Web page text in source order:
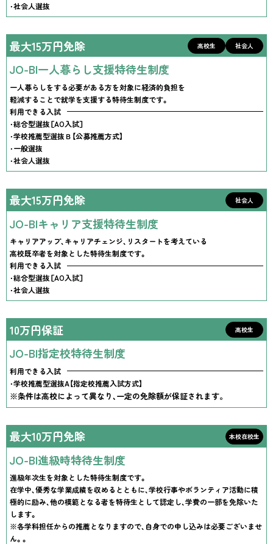
・社会人選抜
最大15万円免除 高校生 社会人
JO-BI一人暮らし支援特待生制度
一人暮らしをする必要がある方を対象に経済的負担を
軽減することで就学を支援する特待生制度です。
利用できる入試
・総合型選抜［AO入試］
・学校推薦型選抜Ｂ【公募推薦方式】
・一般選抜
・社会人選抜
最大15万円免除 社会人
JO-BIキャリア支援特待生制度
キャリアアップ、キャリアチェンジ、リスタートを考えている
高校既卒者を対象とした特待生制度です。
利用できる入試
・総合型選抜［AO入試］
・社会人選抜
10万円保証 高校生
JO-BI指定校特待生制度
利用できる入試
・学校推薦型選抜A【指定校推薦入試方式】
※条件は高校によって異なり、一定の免除額が保証されます｡
最大10万円免除 本校在校生
JO-BI進級時特待生制度
進級年次生を対象とした特待生制度です。
在学中、優秀な学業成績を収めるとともに、学校行事やボランティア活動に積
極的に励み、他の模範となる者を特待生として認定し、学費の一部を免除いた
します。
※各学科担任からの推薦となりますので、自身での申し込みは必要ございませ
ん。。